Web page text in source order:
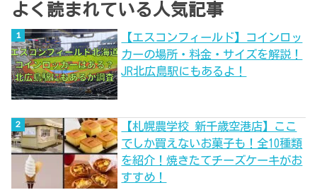
よく読まれている人気記事
【エスコンフィールド】コインロッ
カーの場所・料金・サイズを解説！
JR北広島駅にもあるよ！
【札幌農学校 新千歳空港店】ここ
でしか買えないお菓子も！全10種類
を紹介！焼きたてチーズケーキがお
すすめ！